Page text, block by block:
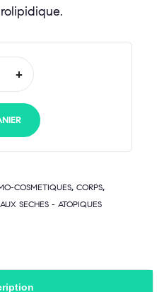
+
COSMETIQUES, CORPS,
SECHES - ATOPIQUES